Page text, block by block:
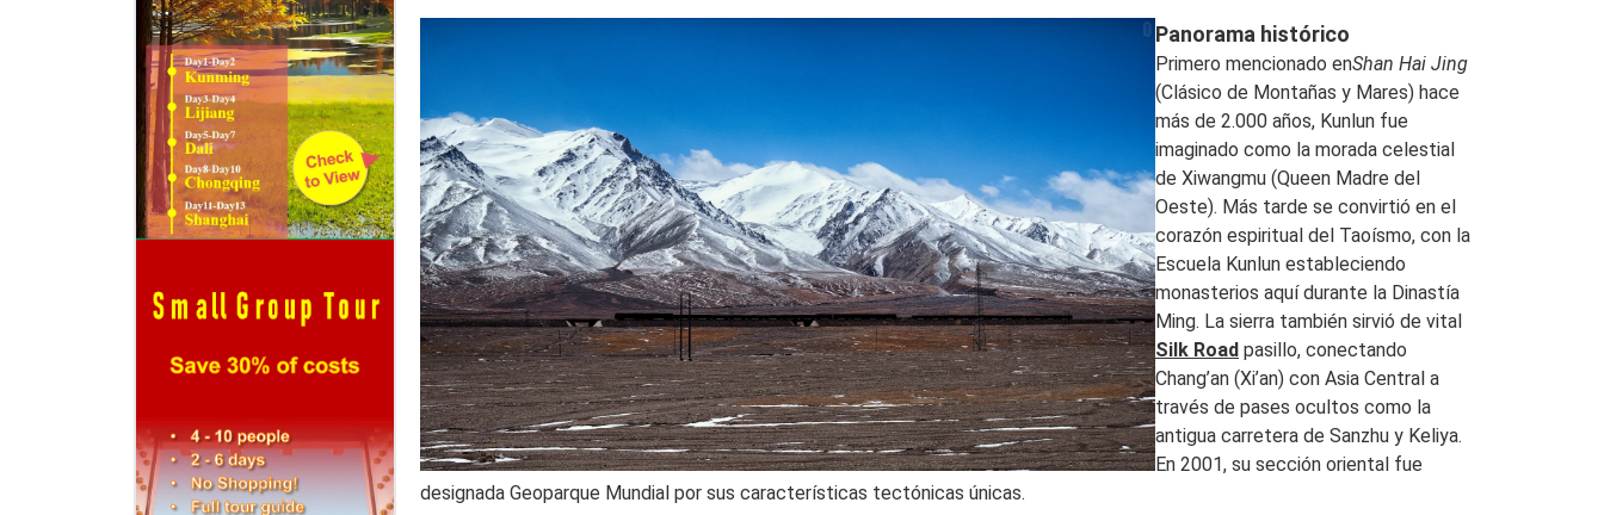
Panorama histórico
Primero mencionado enShan Hai Jing
(Clásico de Montañas y Mares) hace
más de 2.000 años, Kunlun fue
imaginado como la morada celestial
de Xiwangmu (Queen Madre del
Oeste). Más tarde se convirtió en el
corazón espiritual del Taoísmo, con la
Escuela Kunlun estableciendo
monasterios aquí durante la Dinastía
Ming. La sierra también sirvió de vital
Silk Road pasillo, conectando
Chang’an (Xi’an) con Asia Central a
través de pases ocultos como la
antigua carretera de Sanzhu y Keliya.
En 2001, su sección oriental fue
designada Geoparque Mundial por sus características tectónicas únicas.